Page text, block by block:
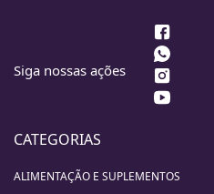
Siga nossas ações
CATEGORIAS
ALIMENTAÇÃO E SUPLEMENTOS